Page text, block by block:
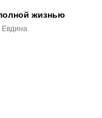
жизнью
Евдина